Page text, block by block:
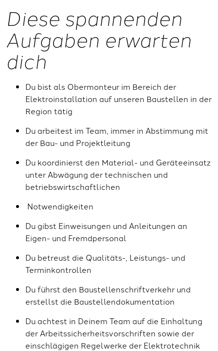
Diese spannenden
Aufgaben erwarten
dich
Du bist als Obermonteur im Bereich der
Elektroinstallation auf unseren Baustellen in der
Region tätig
Du arbeitest im Team, immer in Abstimmung mit
der Bau- und Projektleitung
Du koordinierst den Material- und Geräteeinsatz
unter Abwägung der technischen und
betriebswirtschaftlichen
Notwendigkeiten
Du gibst Einweisungen und Anleitungen an
Eigen- und Fremdpersonal
Du betreust die Qualitäts-, Leistungs- und
Terminkontrollen
Du führst den Baustellenschriftverkehr und
erstellst die Baustellendokumentation
Du achtest in Deinem Team auf die Einhaltung
der Arbeitssicherheitsvorschriften sowie der
einschlägigen Regelwerke der Elektrotechnik